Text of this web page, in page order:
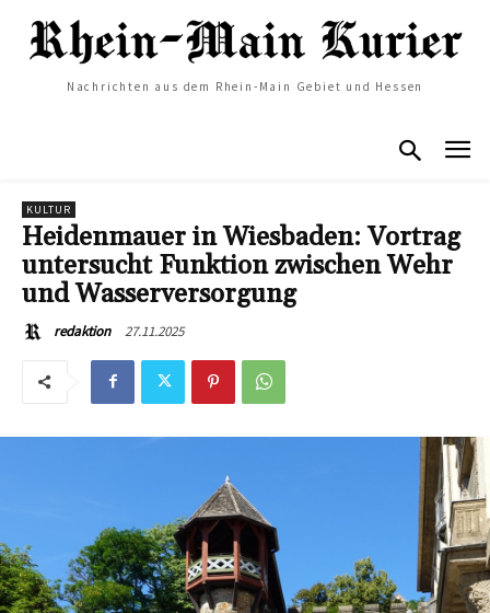
Nachrichten aus dem Rhein-Main Gebiet und Hessen
KULTUR
Heidenmauer in Wiesbaden: Vortrag
untersucht Funktion zwischen Wehr
und Wasserversorgung
redaktion 27.11.2025